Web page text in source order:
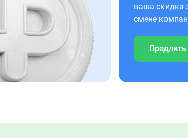
ваша скидка
смене
Продлить